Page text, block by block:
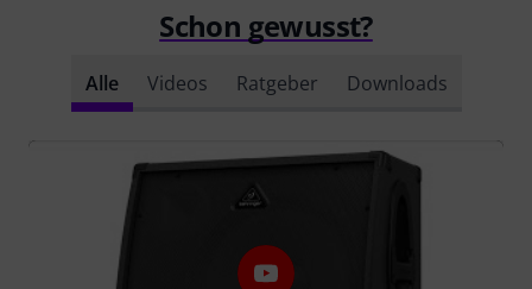
Schon gewusst?
Alle Videos Ratgeber Downloads